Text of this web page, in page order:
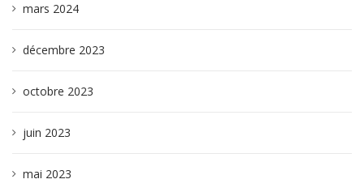
mars 2024
décembre 2023
octobre 2023
juin 2023
mai 2023